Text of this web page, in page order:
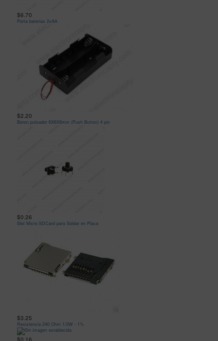
$6.70
Porta baterias 2xAA
$2.20
Boton pulsador 6X6X8mm (Push Button) 4 pin
$0.26
Slot Micro SDCard para Soldar en Placa
$3.25
Resistencia 240 Ohm 1/2W - 1%
$0.16